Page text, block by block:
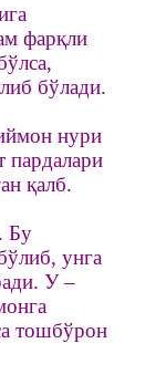
фарқли
бўлади.
нури
пардалари
қалб.
Бу
унга
У –
тошбўрон